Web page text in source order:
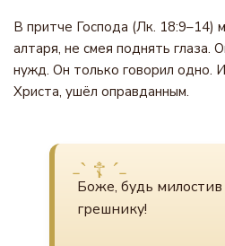
В притче Господа (Лк. 18:9–14)
алтаря, не смея поднять глаза.
нужд. Он только говорил одно.
Христа, ушёл оправданным.
Боже, будь
грешнику!